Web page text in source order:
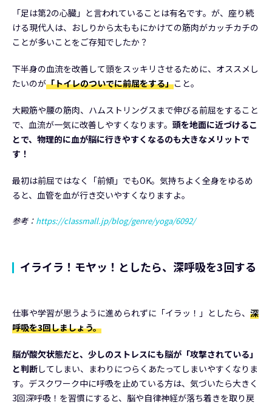
「足は第2の心臓」と言われていることは有名です。が、座り続
ける現代人は、おしりから太ももにかけての筋肉がカッチカチの
ことが多いことをご存知でしたか？
下半身の血流を改善して頭をスッキリさせるために、オススメし
たいのが「トイレのついでに前屈をする」こと。
大殿筋や腰の筋肉、ハムストリングスまで伸びる前屈をすること
で、血流が一気に改善しやすくなります。 頭を地面に近づけるこ
とで、物理的に血が脳に行きやすくなるのも大きなメリットで
す！
最初は前屈ではなく「前傾」でもOK。気持ちよく全身をゆるめ
ると、血管を血が行き交いやすくなりますよ。
参考： https://classmall.jp/blog/genre/yoga/6092/
イライラ！モヤッ！としたら、深呼吸を3回する
仕事や学習が思うように進められずに「イラッ！」としたら、 深
呼吸を3回しましょう。
脳が酸欠状態だと、少しのストレスにも脳が「攻撃されている」
と判断してしまい、まわりにつらくあたってしまいやすくなりま
す。デスクワーク中に呼吸を止めている方は、気づいたら大きく
3回深呼吸！を習慣にすると、脳や自律神経が落ち着きを取り戻